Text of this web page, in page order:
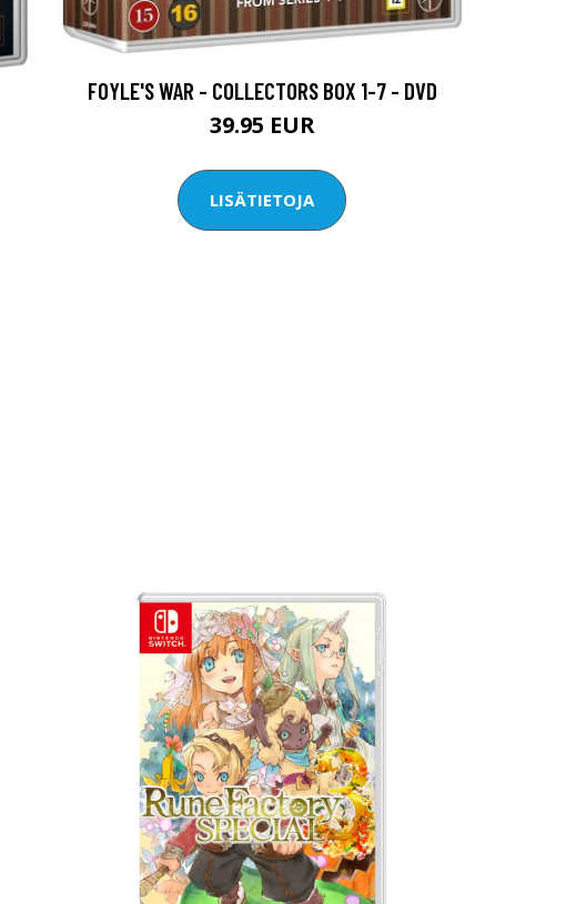
FOYLE'S WAR - COLLECTORS BOX 1-7 - DVD
39.95 EUR
LISÄTIETOJA